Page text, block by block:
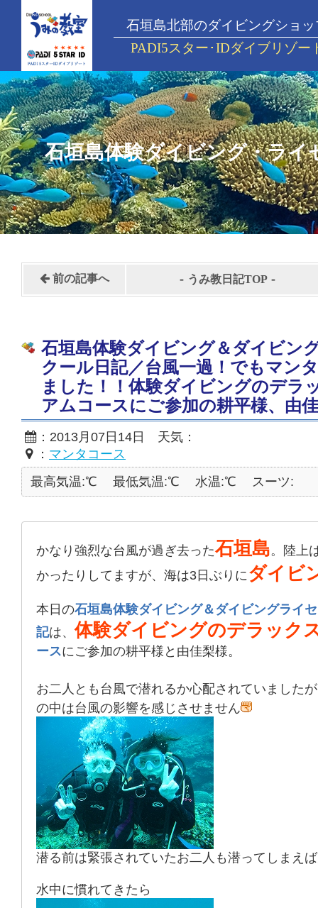
石垣島北部のダイビングショッ
PADI5スター･IDダイブリゾー
石垣島体験ダイビング・ライ
前の記事へ - うみ教日記TOP -
石垣島体験ダイビング＆ダイビン
クール日記／台風一過！でもマン
ました！！体験ダイビングのデラ
アムコースにご参加の耕平様、由
：2013月07日14日 天気：
： マンタコース
最高気温:℃
最低気温:℃ 水温:℃ スーツ:
かなり強烈な台風が過ぎ去った石垣島。陸上
かったりしてますが、海は3日ぶりにダイビ
本日の石垣島体験ダイビング＆ダイビングライ
記は、体験ダイビングのデラック
ースにご参加の耕平様と由佳梨様。
お二人とも台風で潜れるか心配されていました
の中は台風の影響を感じさせません
潜る前は緊張されていたお二人も潜ってしまえ
水中に慣れてきたら